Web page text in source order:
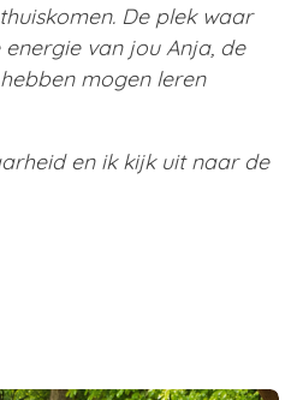
De plek waar
van jou Anja, de
mogen leren
en ik kijk uit naar de